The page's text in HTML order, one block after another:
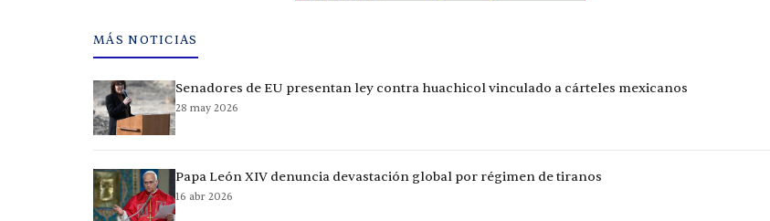
MÁS NOTICIAS
Senadores de EU presentan ley contra huachicol vinculado a cárteles mexicanos
28 may 2026
Papa León XIV denuncia devastación global por régimen de tiranos
16 abr 2026